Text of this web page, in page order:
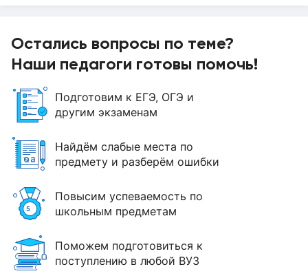
Остались вопросы по теме?
Наши педагоги готовы помочь!
Подготовим к ЕГЭ, ОГЭ и
другим экзаменам
Найдём слабые места по
предмету и разберём ошибки
Повысим успеваемость по
школьным предметам
Поможем подготовиться к
поступлению в любой ВУЗ